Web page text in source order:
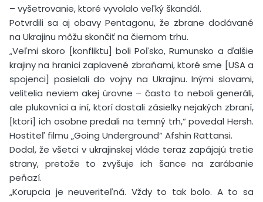
– vyšetrovanie, ktoré vyvolalo veľký škandál.
Potvrdili sa aj obavy Pentagonu, že zbrane dodávané
na Ukrajinu môžu skončiť na čiernom trhu.
„Veľmi skoro [konfliktu] boli Poľsko, Rumunsko a ďalšie
krajiny na hranici zaplavené zbraňami, ktoré sme [USA a
spojenci] posielali do vojny na Ukrajinu. Inými slovami,
velitelia neviem akej úrovne – často to neboli generáli,
ale plukovníci a iní, ktorí dostali zásielky nejakých zbraní,
[ktorí] ich osobne predali na temný trh,“ povedal Hersh.
Hostiteľ filmu „Going Underground“ Afshin Rattansi.
Dodal, že všetci v ukrajinskej vláde teraz zapájajú tretie
strany, pretože to zvyšuje ich šance na zarábanie
peňazí.
„Korupcia je neuveriteľná. Vždy to tak bolo. A to sa